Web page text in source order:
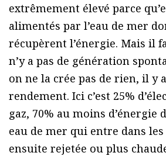
extrêmement élevé parce
alimentés par l’eau de mer
récupèrent l’énergie. Mais il
n’y a pas de génération
on ne la crée pas de rien, il y
rendement. Ici c’est 25%
gaz, 70% au moins d’énergie
eau de mer qui entre dans
ensuite rejetée ou plus